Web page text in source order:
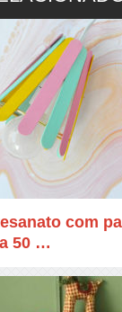
com
50 …